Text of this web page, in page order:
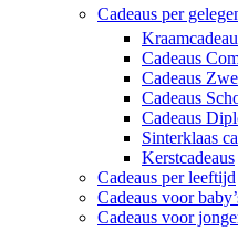
Cadeaus per
Cadeaus
Cadeaus
Cadeaus
Cadeaus
Sinterklaas
Kerstcadeaus
Cadeaus per leeftijd
Cadeaus voor
Cadeaus voor